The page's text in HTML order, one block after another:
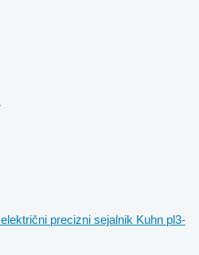
električni precizni sejalnik Kuhn pl3-